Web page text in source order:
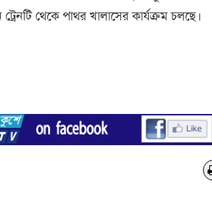
ট্রেনটি থেকে পাথর খালাসের কার্যক্রম চলছে।